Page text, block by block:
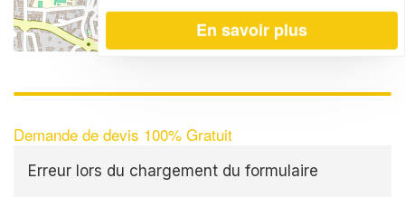
OpenStreetMap contributors,
Demande de devis 100% Gratuit
Erreur lors du chargement du formulaire
En savoir plus